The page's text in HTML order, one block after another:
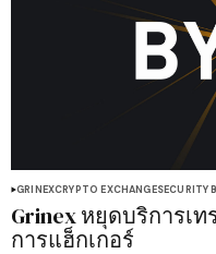
GRINEXCRYPTO EXCHANGESECURITY
Grinex หยุดบริการเ
การแฮ็กเกอร์